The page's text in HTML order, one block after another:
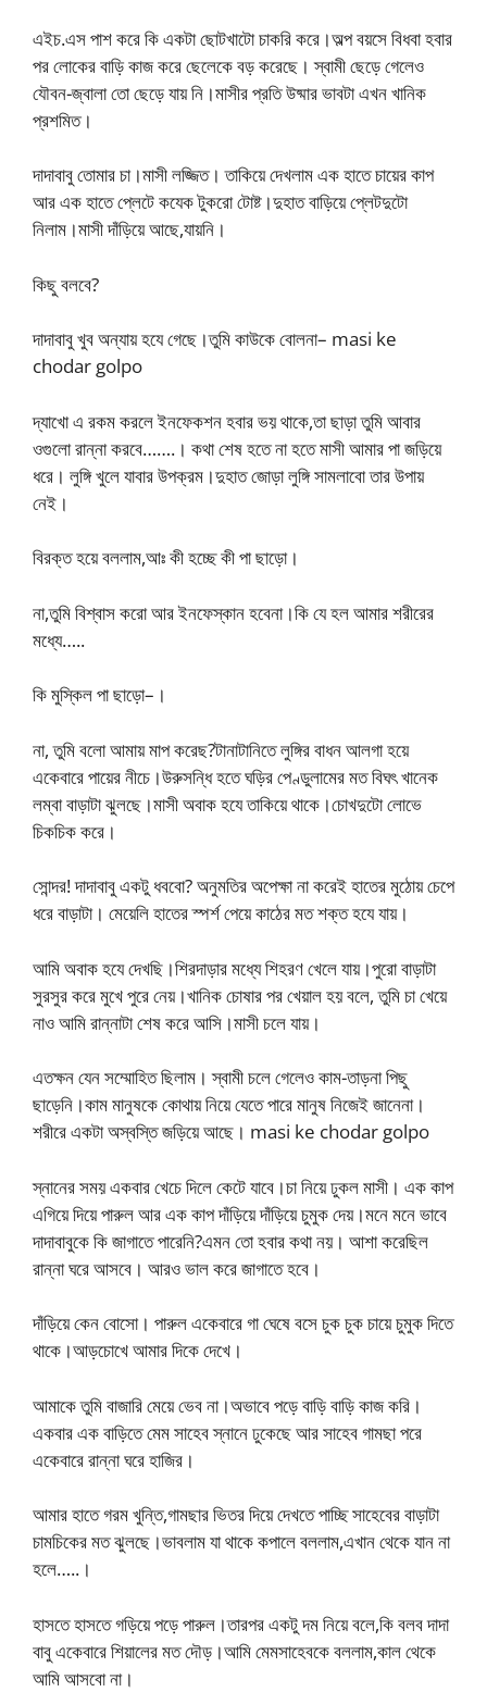
এইচ.এস পাশ করে কি একটা ছোটখাটো চাকরি করে।অল্প বয়সে বিধবা হবার
পর লোকের বাড়ি কাজ করে ছেলেকে বড় করেছে। স্বামী ছেড়ে গেলেও
যৌবন-জ্বালা তো ছেড়ে যায় নি।মাসীর প্রতি উষ্মার ভাবটা এখন খানিক
প্রশমিত।
দাদাবাবু তোমার চা।মাসী লজ্জিত। তাকিয়ে দেখলাম এক হাতে চায়ের কাপ
আর এক হাতে প্লেটে কযেক টুকরো টোষ্ট।দুহাত বাড়িয়ে প্লেটদুটো
নিলাম।মাসী দাঁড়িয়ে আছে,যায়নি।
কিছু বলবে?
দাদাবাবু খুব অন্যায় হযে গেছে।তুমি কাউকে বোলনা– masi ke
chodar golpo
দ্যাখো এ রকম করলে ইনফেকশন হবার ভয় থাকে,তা ছাড়া তুমি আবার
ওগুলো রান্না করবে…….। কথা শেষ হতে না হতে মাসী আমার পা জড়িয়ে
ধরে। লুঙ্গি খুলে যাবার উপক্রম।দুহাত জোড়া লুঙ্গি সামলাবো তার উপায়
নেই।
বিরক্ত হয়ে বললাম,আঃ কী হচ্ছে কী পা ছাড়ো।
না,তুমি বিশ্বাস করো আর ইনফেস্কান হবেনা।কি যে হল আমার শরীরের
মধ্যে…..
কি মুস্কিল পা ছাড়ো–।
না, তুমি বলো আমায় মাপ করেছ?টানাটানিতে লুঙ্গির বাধন আলগা হয়ে
একেবারে পায়ের নীচে।উরুসন্ধি হতে ঘড়ির পেণ্ডুলামের মত বিঘৎ খানেক
লম্বা বাড়াটা ঝুলছে।মাসী অবাক হযে তাকিয়ে থাকে।চোখদুটো লোভে
চিকচিক করে।
সোন্দর! দাদাবাবু একটু ধববো? অনুমতির অপেক্ষা না করেই হাতের মুঠোয় চেপে
ধরে বাড়াটা। মেয়েলি হাতের স্পর্শ পেয়ে কাঠের মত শক্ত হযে যায়।
আমি অবাক হযে দেখছি।শিরদাড়ার মধ্যে শিহরণ খেলে যায়।পুরো বাড়াটা
সুরসুর করে মুখে পুরে নেয়।খানিক চোষার পর খেয়াল হয় বলে, তুমি চা খেয়ে
নাও আমি রান্নাটা শেষ করে আসি।মাসী চলে যায়।
এতক্ষন যেন সম্মোহিত ছিলাম। স্বামী চলে গেলেও কাম-তাড়না পিছু
ছাড়েনি।কাম মানুষকে কোথায় নিয়ে যেতে পারে মানুষ নিজেই জানেনা।
শরীরে একটা অস্বস্তি জড়িয়ে আছে। masi ke chodar golpo
স্নানের সময় একবার খেচে দিলে কেটে যাবে।চা নিয়ে ঢুকল মাসী। এক কাপ
এগিয়ে দিয়ে পারুল আর এক কাপ দাঁড়িয়ে দাঁড়িয়ে চুমুক দেয়।মনে মনে ভাবে
দাদাবাবুকে কি জাগাতে পারেনি?এমন তো হবার কথা নয়। আশা করেছিল
রান্না ঘরে আসবে। আরও ভাল করে জাগাতে হবে।
দাঁড়িয়ে কেন বোসো। পারুল একেবারে গা ঘেষে বসে চুক চুক চায়ে চুমুক দিতে
থাকে।আড়চোখে আমার দিকে দেখে।
আমাকে তুমি বাজারি মেয়ে ভেব না।অভাবে পড়ে বাড়ি বাড়ি কাজ করি।
একবার এক বাড়িতে মেম সাহেব স্নানে ঢুকেছে আর সাহেব গামছা পরে
একেবারে রান্না ঘরে হাজির।
আমার হাতে গরম খুন্তি,গামছার ভিতর দিয়ে দেখতে পাচ্ছি সাহেবের বাড়াটা
চামচিকের মত ঝুলছে।ভাবলাম যা থাকে কপালে বললাম,এখান থেকে যান না
হলে…..।
হাসতে হাসতে গড়িয়ে পড়ে পারুল।তারপর একটু দম নিয়ে বলে,কি বলব দাদা
বাবু একেবারে শিয়ালের মত দৌড়।আমি মেমসাহেবকে বললাম,কাল থেকে
আমি আসবো না।